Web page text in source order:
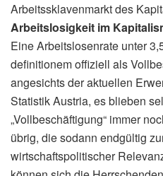
Arbeitssklavenmarkt des
Arbeitslosigkeit im
Eine Arbeitslosenrate unter
definitionem offiziell als
angesichts der aktuellen
Statistik Austria, es blieben
„Vollbeschäftigung“ immer
übrig, die sodann endgültig
wirtschaftspolitischer